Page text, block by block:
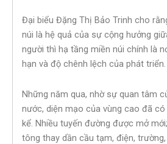
Đại biểu Đặng Thị Bảo Trinh cho
núi là hệ quả của sự cộng hưởng
người thì hạ tầng miền núi chính là
hạn và độ chênh lệch của phát triển.
Những năm qua, nhờ sự quan tâm
nước, diện mạo của vùng cao đã
kể. Nhiều tuyến đường được mở
tông thay dần cầu tạm, điện,